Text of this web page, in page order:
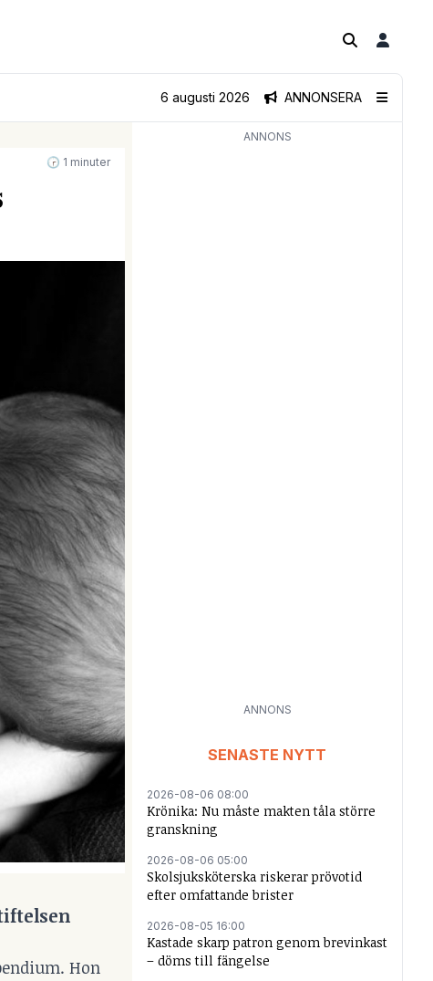
ANNONSERA
6 augusti 2026
🕝 1 minuter
Hon
ANNONS
ANNONS
SENASTE NYTT
2026-08-06 08:00
Krönika: Nu måste makten tåla större
granskning
2026-08-06 05:00
Skolsjuksköterska riskerar prövotid
efter omfattande brister
2026-08-05 16:00
Kastade skarp patron genom brevinkast
– döms till fängelse